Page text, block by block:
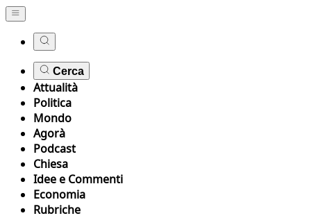
Cerca
Attualità
Politica
Mondo
Agorà
Podcast
Chiesa
Idee e Commenti
Economia
Rubriche